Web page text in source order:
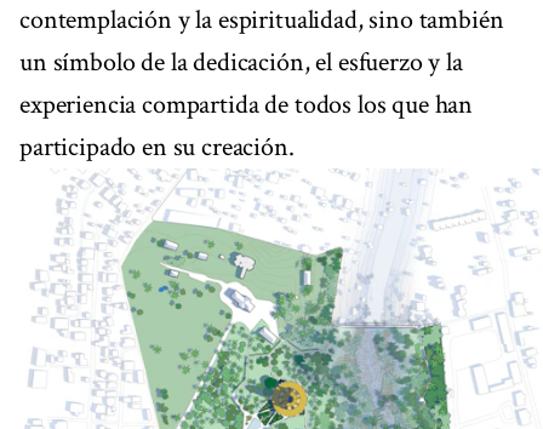
contemplación y la espiritualidad, sino también
un símbolo de la dedicación, el esfuerzo y la
experiencia compartida de todos los que han
participado en su creación.